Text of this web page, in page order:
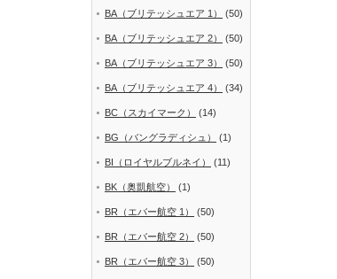
BA（ブリテッシュエア 1） (50)
BA（ブリテッシュエア 2） (50)
BA（ブリテッシュエア 3） (50)
BA（ブリテッシュエア 4） (34)
BC（スカイマーク） (14)
BG（バングラディシュ） (1)
BI（ロイヤルブルネイ） (11)
BK（奥凱航空） (1)
BR（エバー航空 1） (50)
BR（エバー航空 2） (50)
BR（エバー航空 3） (50)